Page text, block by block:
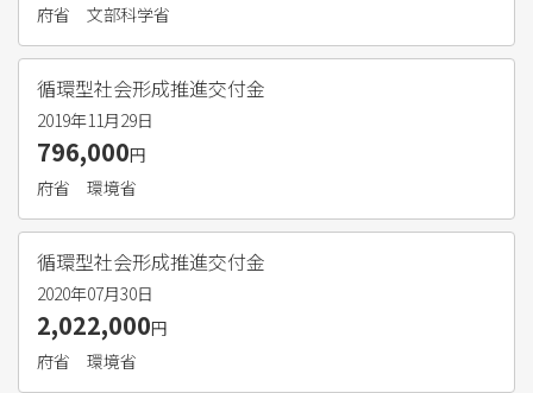
府省
文部科学省
循環型社会形成推進交付金
2019年11月29日
796,000円
府省
環境省
循環型社会形成推進交付金
2020年07月30日
2,022,000円
府省
環境省